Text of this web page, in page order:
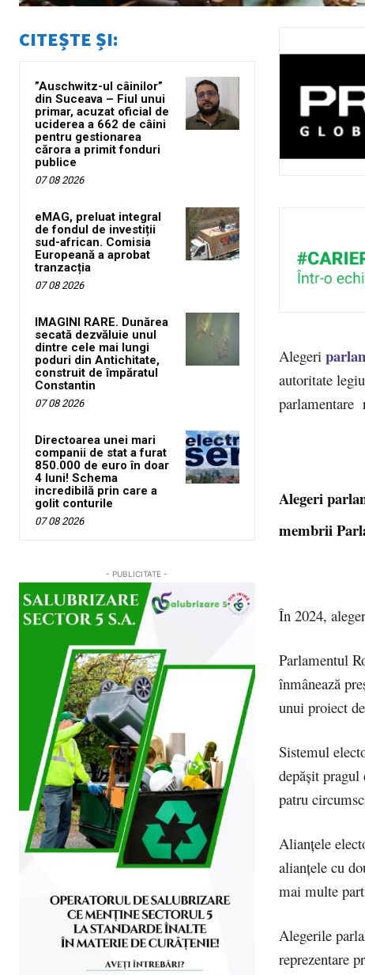
CITEȘTE ȘI:
”Auschwitz-ul câinilor”
din Suceava – Fiul unui
primar, acuzat oficial de
uciderea a 662 de câini
pentru gestionarea
cărora a primit fonduri
publice
07 08 2026
eMAG, preluat integral
de fondul de investiții
sud-african. Comisia
Europeană a aprobat
tranzacția
07 08 2026
IMAGINI RARE. Dunărea
secată dezvăluie unul
dintre cele mai lungi
poduri din Antichitate,
construit de împăratul
Constantin
07 08 2026
Directoarea unei mari
companii de stat a furat
850.000 de euro în doar
4 luni! Schema
incredibilă prin care a
golit conturile
07 08 2026
- PUBLICITATE -
Alegeri
autoritate
parlamentare
Alegeri
membrii
În 2024,
Parlamentul
înmânează
unui proiect
Sistemul
depășit
patru
Alianțele
alianțele cu
mai multe
Alegerile
reprezentare